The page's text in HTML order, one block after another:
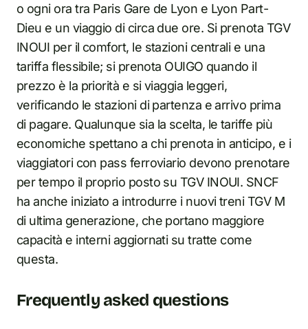
o ogni ora tra Paris Gare de Lyon e Lyon Part-
Dieu e un viaggio di circa due ore. Si prenota TGV
INOUI per il comfort, le stazioni centrali e una
tariffa flessibile; si prenota OUIGO quando il
prezzo è la priorità e si viaggia leggeri,
verificando le stazioni di partenza e arrivo prima
di pagare. Qualunque sia la scelta, le tariffe più
economiche spettano a chi prenota in anticipo, e i
viaggiatori con pass ferroviario devono prenotare
per tempo il proprio posto su TGV INOUI. SNCF
ha anche iniziato a introdurre i nuovi treni TGV M
di ultima generazione, che portano maggiore
capacità e interni aggiornati su tratte come
questa.
Frequently asked questions